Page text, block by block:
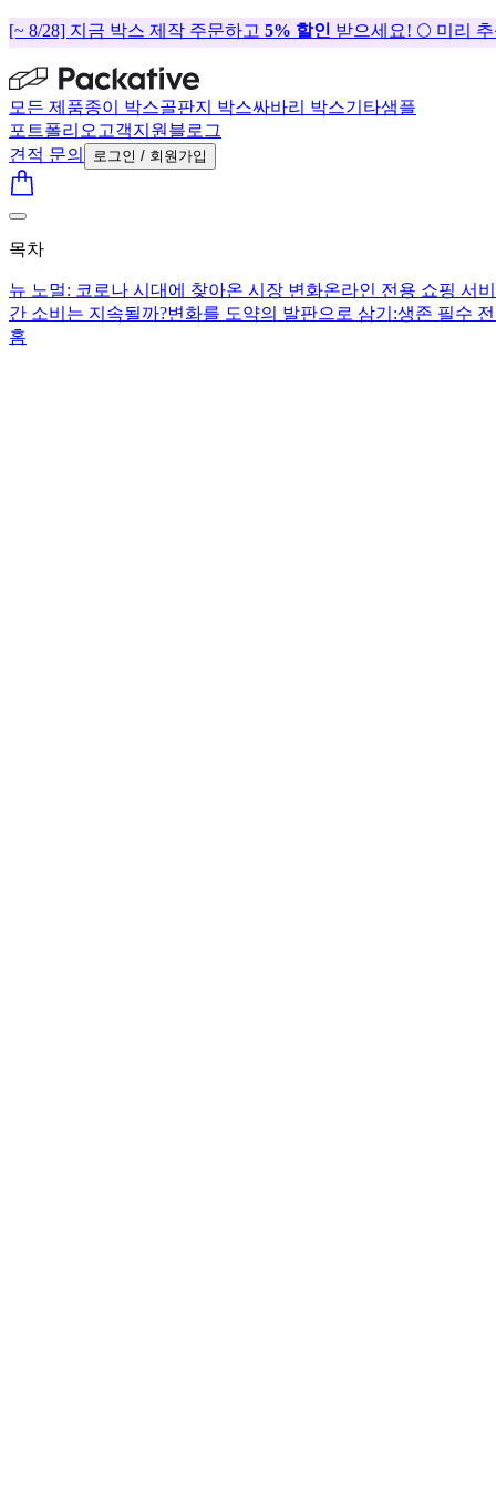
[~ 8/28] 지금 박스 제작 주문하고 5% 할인 받으세요! 🌕 미리
모든 제품종이 박스골판지 박스싸바리 박스기타샘플
포트폴리오 고객지원 블로그
견적 문의
로그인 / 회원가입
목차
뉴 노멀: 코로나 시대에 찾아온 시장 변화온라인 전용 쇼핑 서
간 소비는 지속될까?변화를 도약의 발판으로 삼기:생존 필수
홈